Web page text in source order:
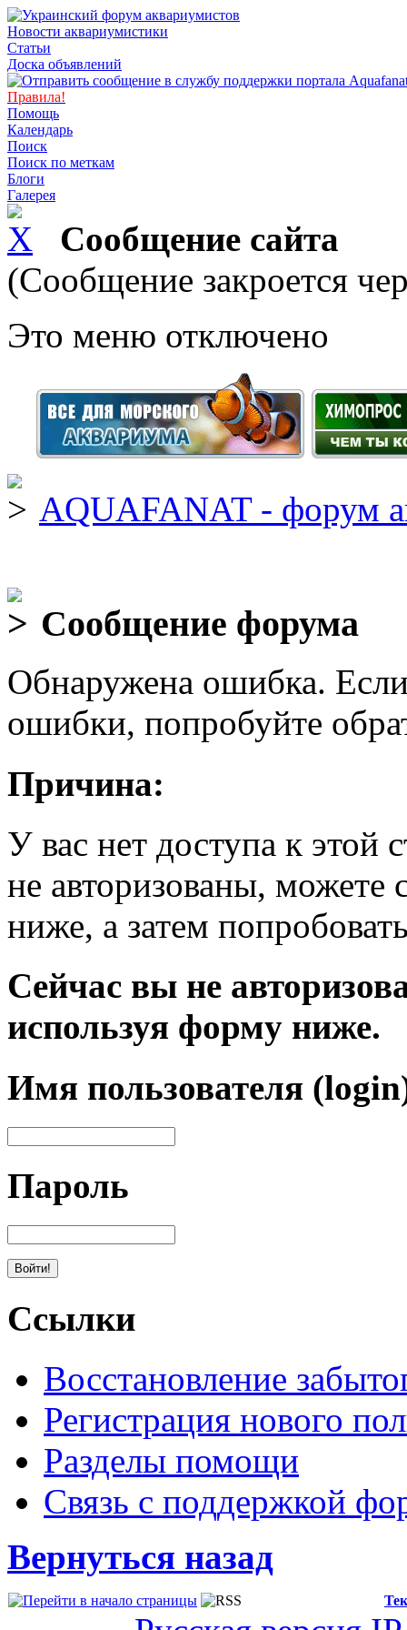
Новости аквариумистики
Статьи
Доска объявлений
Правила!
Помощь
Календарь
Поиск
Поиск по меткам
Блоги
Галерея
Сообщение сайта
(Сообщение закроется
Это меню отключено
AQUAFANAT - форум
Сообщение форума
Обнаружена ошибка.
ошибки, попробуйте
Причина:
У вас нет доступа к
не авторизованы, можете
ниже, а затем
Сейчас вы не
используя форму ниже.
Имя пользователя
Пароль
Ссылки
Восстановление
Регистрация нового
Разделы помощи
Связь с поддержкой
Вернуться назад